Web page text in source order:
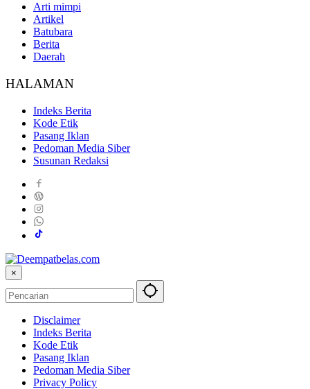
Arti mimpi
Artikel
Batubara
Berita
Daerah
HALAMAN
Indeks Berita
Kode Etik
Pasang Iklan
Pedoman Media Siber
Susunan Redaksi
×
Disclaimer
Indeks Berita
Kode Etik
Pasang Iklan
Pedoman Media Siber
Privacy Policy